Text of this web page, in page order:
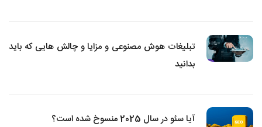
تبلیغات هوش مصنوعی و مزایا و چالش هایی که باید
بدانید
آیا سئو در سال 2025 منسوخ شده است؟